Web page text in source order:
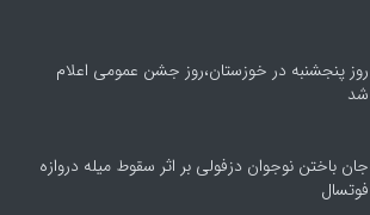
روز پنجشنبه در خوزستان،روز جشن عمومی اعلام
شد
جان باختن نوجوان دزفولی بر اثر سقوط میله دروازه
فوتسال